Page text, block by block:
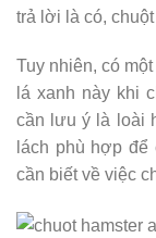
trả lời là có,
Tuy nhiên, có
lá xanh này khi
cần lưu ý là loài
lách phù hợp
cần biết về việc